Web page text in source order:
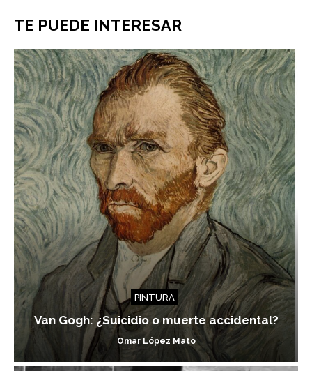
TE PUEDE INTERESAR
PINTURA
Van Gogh: ¿Suicidio o muerte accidental?
Omar López Mato